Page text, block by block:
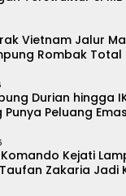
Vietnam Jalur
Rombak Total
Durian hingga
Punya Peluang
Kejati
Zakaria Jadi